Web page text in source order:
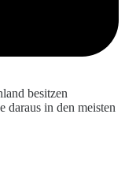
besitzen
in den meisten